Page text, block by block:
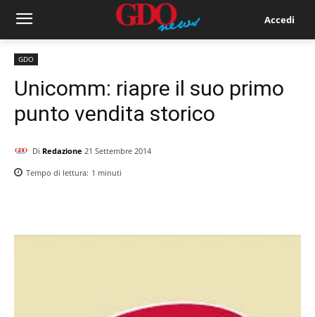
Accedi
GDO
Unicomm: riapre il suo primo
punto vendita storico
Di Redazione 21 Settembre 2014
Tempo di lettura: 1 minuti